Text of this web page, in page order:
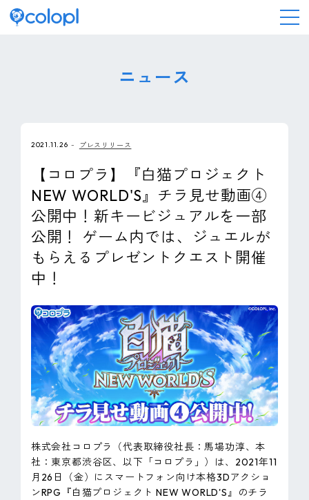
IR情報
採用情報
サステナビリティ
ピンマーク
EN
ニュース
2021.11.26 プレスリリース
【コロプラ】『白猫プロジェクト
NEW WORLD'S』チラ見せ動画④
公開中！新キービジュアルを一部
公開！ ゲーム内では、ジュエルが
もらえるプレゼントクエスト開催
中！
株式会社コロプラ（代表取締役社長：馬場功淳、本
社：東京都渋谷区、以下「コロプラ」）は、2021年11
月26日（金）にスマートフォン向け本格3Dアクショ
ンRPG『白猫プロジェクト NEW WORLD'S』のチラ